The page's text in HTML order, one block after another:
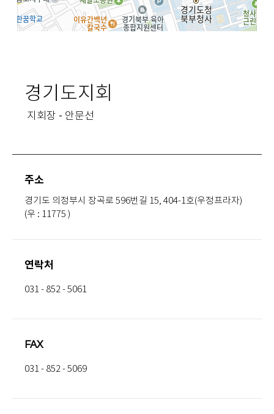
경기도지회
지회장 - 안문선
주소
경기도 의정부시 장곡로 596번길 15, 404-1호(우정프라자)
(우 : 11775 )
연락처
031 - 852 - 5061
FAX
031 - 852 - 5069